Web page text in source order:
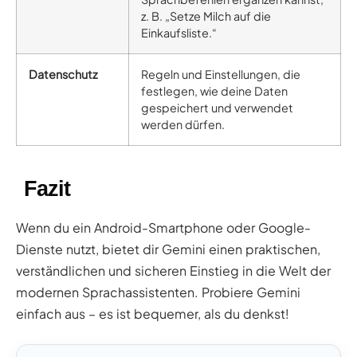
z. B. „Setze Milch auf die
Einkaufsliste.“
Datenschutz
Regeln und Einstellungen, die
festlegen, wie deine Daten
gespeichert und verwendet
werden dürfen.
Fazit
Wenn du ein Android-Smartphone oder Google-
Dienste nutzt, bietet dir Gemini einen praktischen,
verständlichen und sicheren Einstieg in die Welt der
modernen Sprachassistenten. Probiere Gemini
einfach aus – es ist bequemer, als du denkst!